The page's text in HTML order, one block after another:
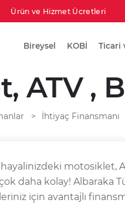
Ürün ve Hizmet Ücretleri
Bireysel KOBİ Ticari
ATV ,
İhtiyaç Finansmanı
motosiklet,
daha kolay! Albaraka
için avantajlı